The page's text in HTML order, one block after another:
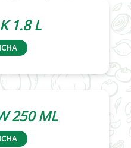
1.8 L
250 ML